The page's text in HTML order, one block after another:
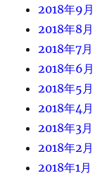
2018年9月
2018年8月
2018年7月
2018年6月
2018年5月
2018年4月
2018年3月
2018年2月
2018年1月